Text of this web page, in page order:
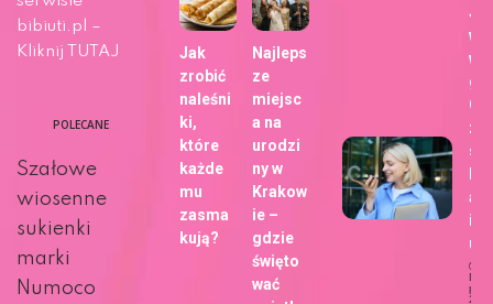
bibiuti.pl –
Kliknij TUTAJ
POLECANE
Szałowe
wiosenne
sukienki
marki
Numoco
Jak
zrobić
naleśni
ki,
które
każde
mu
zasma
kują?
Najleps
ze
miejsc
a na
urodzi
ny w
Krakow
ie –
gdzie
święto
wać
u?
27